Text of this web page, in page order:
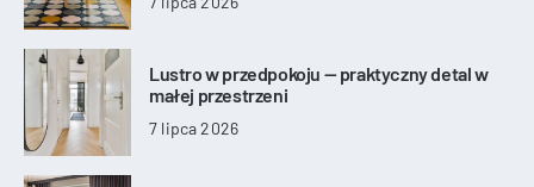
Lustro w przedpokoju — praktyczny detal w
małej przestrzeni
7 lipca 2026